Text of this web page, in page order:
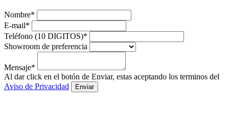
Nombre*
E-mail*
Teléfono (10 DIGITOS)*
Showroom de preferencia
Mensaje*
Al dar click en el botón de Enviar, estas aceptando los terminos del
Aviso de Privacidad